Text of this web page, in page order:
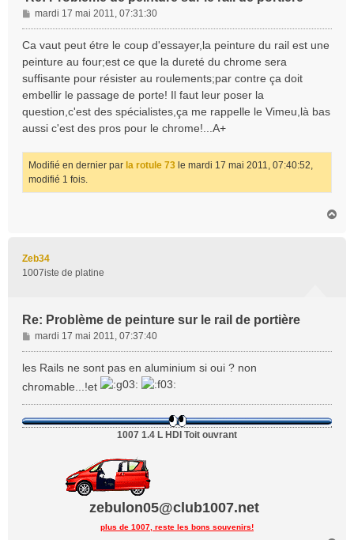
M
e
s
s
g
e
mardi 17 mai 2011, 07:31:30
Ca vaut peut étre le coup d'essayer,la peinture du rail est une
peinture au four;est ce que la dureté du chrome sera
suffisante pour résister au roulements;par contre ça doit
embellir le passage de porte! Il faut leur poser la
question,c'est des spécialistes,ça me rappelle le Vimeu,là bas
aussi c'est des pros pour le chrome!...A+
Modifié en dernier par la rotule 73 le mardi 17 mai 2011, 07:40:52,
modifié 1 fois.
Zeb34
1007iste de platine
Re: Problème de peinture sur le rail de portière
M
e
s
a
g
e
mardi 17 mai 2011, 07:37:40
les Rails ne sont pas en aluminium si oui ? non
chromable...!et
1007 1.4 L HDI Toit ouvrant
zebulon05@club1007.net
plus de 1007, reste les bons souvenirs!